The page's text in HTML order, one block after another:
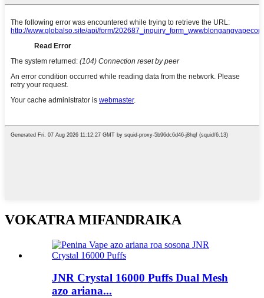
VOKATRA MIFANDRAIKA
JNR Crystal 16000 Puffs Dual Mesh
azo ariana...